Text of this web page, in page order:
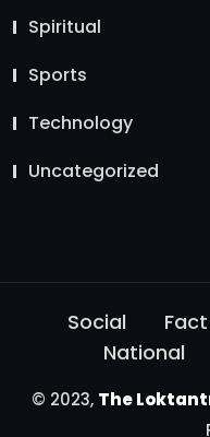
Spiritual
Sports
Technology
Uncategorized
Social
National
© 2023, The